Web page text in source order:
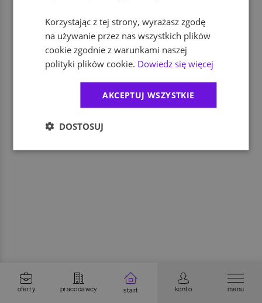
oferty pracodawcy start konto menu
Korzystając z tej strony, wyrażasz zgodę
na używanie przez nas wszystkich plików
cookie zgodnie z warunkami naszej
polityki plików cookie. Dowiedz się więcej
AKCEPTUJ WSZYSTKIE
DOSTOSUJ